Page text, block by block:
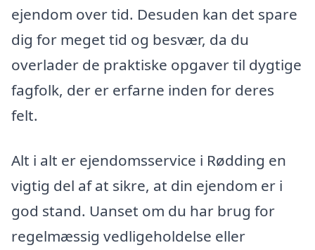
ejendom over tid. Desuden kan det spare
dig for meget tid og besvær, da du
overlader de praktiske opgaver til dygtige
fagfolk, der er erfarne inden for deres
felt.
Alt i alt er ejendomsservice i Rødding en
vigtig del af at sikre, at din ejendom er i
god stand. Uanset om du har brug for
regelmæssig vedligeholdelse eller